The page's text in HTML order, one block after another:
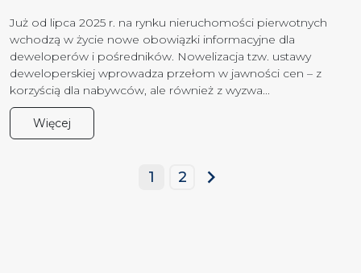
Już od lipca 2025 r. na rynku nieruchomości pierwotnych
wchodzą w życie nowe obowiązki informacyjne dla
deweloperów i pośredników. Nowelizacja tzw. ustawy
deweloperskiej wprowadza przełom w jawności cen – z
korzyścią dla nabywców, ale również z wyzwa...
Więcej
1 2
next